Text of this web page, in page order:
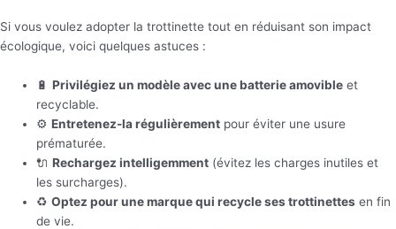
Si vous voulez adopter la trottinette tout en réduisant son impact
écologique, voici quelques astuces :
🔋Privilégiez un modèle avec une batterie amovible et
recyclable.
⚙️Entretenez-la régulièrement pour éviter une usure
prématurée.
🔌Rechargez intelligemment (évitez les charges inutiles et
les surcharges).
♻️Optez pour une marque qui recycle ses trottinettes en fin
de vie.